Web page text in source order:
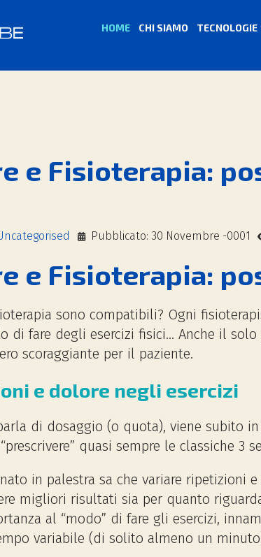
HOME CHI SIAMO TECNOLOGIE
e Fisioterapia:
Pubblicato: 30 Novembre -0001
e Fisioterapia:
sono compatibili? Ogni
di fare degli esercizi fisici... Anche il
scoraggiante per il paziente.
e dolore negli esercizi
di dosaggio (o quota), viene subito
quasi sempre le classiche 3
in palestra sa che variare ripetizioni
migliori risultati sia per quanto
al “modo” di fare gli esercizi,
variabile (di solito almeno un